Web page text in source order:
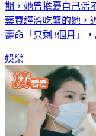
期，她曾擔憂自己活
藥費經濟吃緊的她，
壽命「只剩3個月」
娛樂